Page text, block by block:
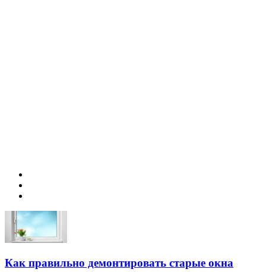
Как правильно демонтировать старые окна